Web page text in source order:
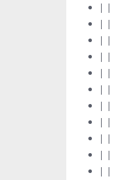
| |
| |
| |
| |
| |
| |
| |
| |
| |
| |
| |